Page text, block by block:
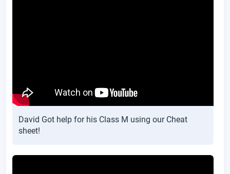
David Got help for his Class M using our Cheat
sheet!